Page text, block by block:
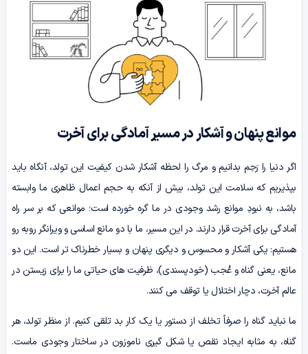
موانع پنهان و آشکار در مسیر آمادگی برای آخرت
اگر دنیا را رَحِم بدانیم و مرگ را لحظه آشکار شدن کیفیت این تولد، آنگاه باید
بپذیریم که سلامت این تولد، بیش از آنکه به حجم اعمال ظاهری ما وابسته
باشد، به نبودِ موانع رشد وجودی در ما گره خورده است؛ موانعی که بر سر راه
آمادگی برای آخرت قرار دارند. در این مسیر، ما با دو مانع اساسی و ویرانگر روبه رو
هستیم: یکی آشکار و محسوس و دیگری پنهان و بسیار خطرناک تر است. این دو
مانع، یعنی گناه و عُجب (خودپسندی)، ظرفیت های حیاتی ما را برای زیستن در
عالم آخرت، دچار اختلال یا توقف می کنند.
ما نباید گناه را صرفاً تخلف از دستور یا یک کار بد تلقی کنیم. از منظر تولد، هر
گناه، به مثابه ایجاد نقص یا شکل گیری ناموزون در ساختار وجودی ماست.